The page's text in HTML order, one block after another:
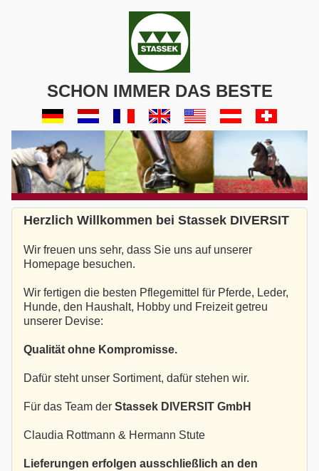
SCHON IMMER DAS BESTE
Herzlich Willkommen bei Stassek DIVERSIT
Wir freuen uns sehr, dass Sie uns auf unserer
Homepage besuchen.
Wir fertigen die besten Pflegemittel für Pferde, Leder,
Hunde, den Haushalt, Hobby und Freizeit getreu
unserer Devise:
Qualität ohne Kompromisse.
Dafür steht unser Sortiment, dafür stehen wir.
Für das Team der Stassek DIVERSIT GmbH
Claudia Rottmann & Hermann Stute
Lieferungen erfolgen ausschließlich an den